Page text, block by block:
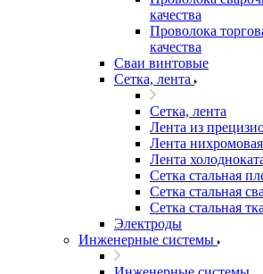
качества
Проволока
качества
Сваи винтовые
Сетка, лента
Сетка, лента
Лента из
Лента нихромовая
Лента
Сетка стальная
Сетка стальная
Сетка стальная
Электроды
Инженерные системы